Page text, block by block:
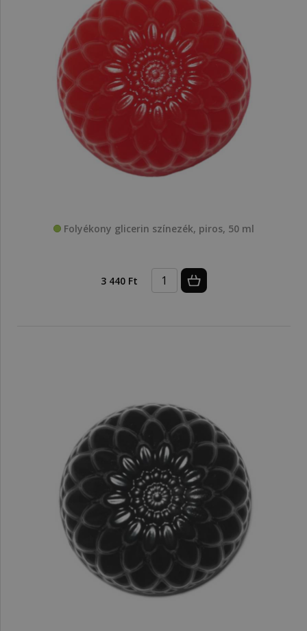
Folyékony glicerin színezék, piros, 50 ml
3 440 Ft